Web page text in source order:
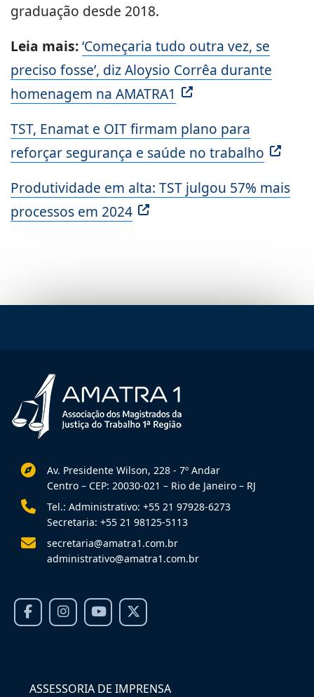
graduação desde 2018.
Leia mais:‘Começaria tudo outra vez, se
preciso fosse’, diz Aloysio Corrêa durante
homenagem na AMATRA1
TST, Enamat e OIT firmam plano para
reforçar segurança e saúde no trabalho
Produtividade em alta: TST julgou 57% mais
processos em 2024
Av. Presidente Wilson, 228 - 7º Andar
Centro – CEP: 20030-021 – Rio de Janeiro – RJ
Tel.: Administrativo: +55 21 97928-6273
Secretaria: +55 21 98125-5113
secretaria@amatra1.com.br
administrativo@amatra1.com.br
ASSESSORIA DE IMPRENSA